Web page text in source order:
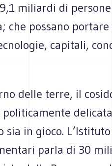
miliardi di
che possano
capitali,
delle terre, il
in gioco.
parla di 30